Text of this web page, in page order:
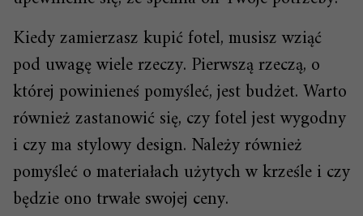
Kiedy zamierzasz kupić fotel, musisz wziąć
pod uwagę wiele rzeczy. Pierwszą rzeczą, o
której powinieneś pomyśleć, jest budżet. Warto
również zastanowić się, czy fotel jest wygodny
i czy ma stylowy design. Należy również
pomyśleć o materiałach użytych w krześle i czy
będzie ono trwałe swojej ceny.